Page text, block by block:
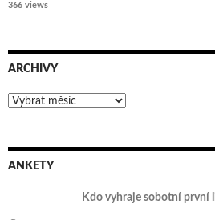
366 views
ARCHIVY
Archivy
ANKETY
Kdo vyhraje sobotní první